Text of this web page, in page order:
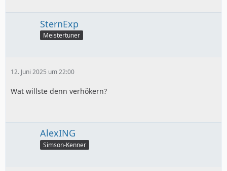
SternExp
Meistertuner
12. Juni 2025 um 22:00
Wat willste denn verhökern?
AlexING
Simson-Kenner